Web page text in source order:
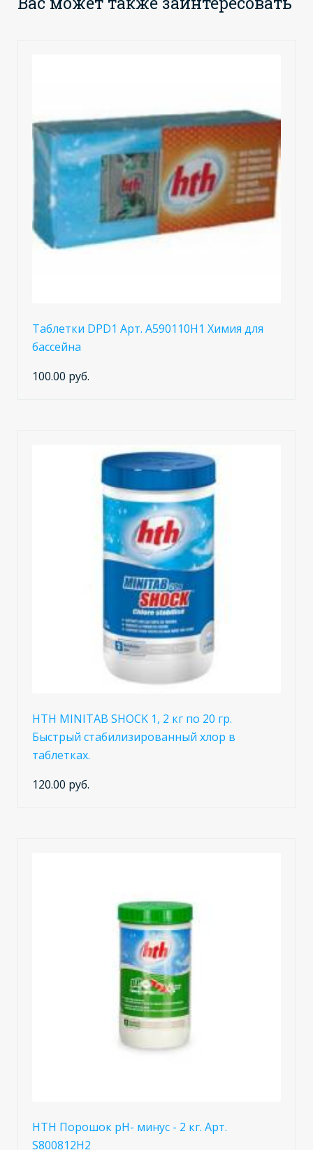
Таблетки DPD1 Арт. A590110H1 Химия для
бассейна
100.00 руб.
HTH MINITAB SHOCK 1, 2 кг по 20 гр.
Быстрый стабилизированный хлор в
таблетках.
120.00 руб.
HTH Порошок pH- минус - 2 кг. Арт.
S800812H2